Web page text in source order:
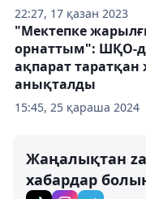
22:27, 17 қазан 2023
15:45, 25 қараша 2024
"Мектепке
орнаттым": ШҚО-
ақпарат таратқан
анықталды
Жаңалықтан
хабардар